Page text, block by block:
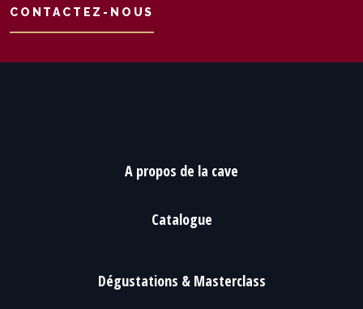
CONTACTEZ-NOUS
A propos de la cave
Catalogue
Dégustations & Masterclass